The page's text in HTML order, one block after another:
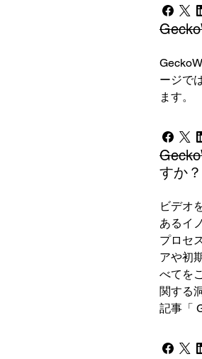
ージで
ます。
すか？
ビデオ
あるイ
プロセ
アや初
べてを
関する
記事「